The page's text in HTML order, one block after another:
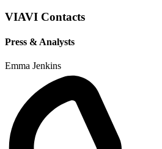
VIAVI Contacts
Press & Analysts
Emma Jenkins